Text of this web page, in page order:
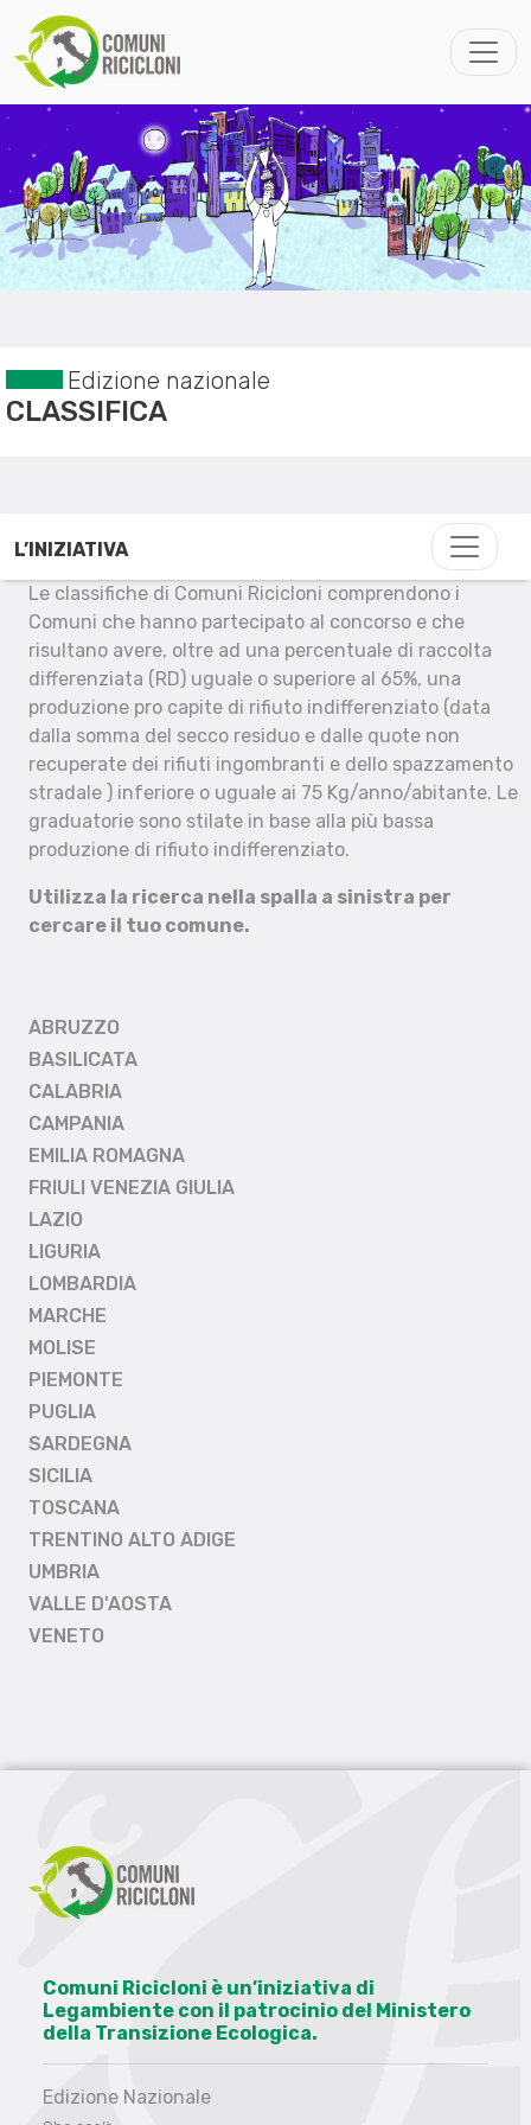
Edizione nazionale
CLASSIFICA
L’INIZIATIVA
Le classifiche di Comuni Ricicloni comprendono i
Comuni che hanno partecipato al concorso e che
risultano avere, oltre ad una percentuale di raccolta
differenziata (RD) uguale o superiore al 65%, una
produzione pro capite di rifiuto indifferenziato (data
dalla somma del secco residuo e dalle quote non
recuperate dei rifiuti ingombranti e dello spazzamento
stradale ) inferiore o uguale ai 75 Kg/anno/abitante. Le
graduatorie sono stilate in base alla più bassa
produzione di rifiuto indifferenziato.
Utilizza la ricerca nella spalla a sinistra per
cercare il tuo comune.
ABRUZZO
BASILICATA
CALABRIA
CAMPANIA
EMILIA ROMAGNA
FRIULI VENEZIA GIULIA
LAZIO
LIGURIA
LOMBARDIA
MARCHE
MOLISE
PIEMONTE
PUGLIA
SARDEGNA
SICILIA
TOSCANA
TRENTINO ALTO ADIGE
UMBRIA
VALLE D'AOSTA
VENETO
Comuni Ricicloni è un’iniziativa di
Legambiente con il patrocinio del Ministero
della Transizione Ecologica.
Edizione Nazionale